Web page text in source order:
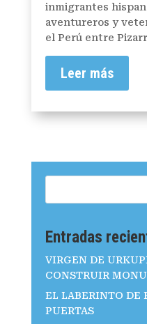
inmigrantes
aventureros y
el Perú entre
Leer más
Entradas
VIRGEN DE
CONSTRUIR
EL LABERINTO DE
PUERTAS